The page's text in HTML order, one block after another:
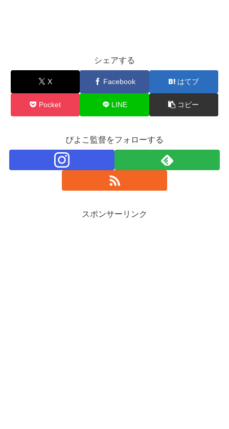
シェアする
X Facebook はてブ
Pocket LINE コピー
ぴよこ監督をフォローする
スポンサーリンク